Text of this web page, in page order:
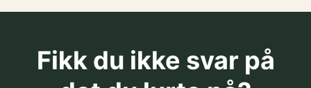
Fikk du ikke svar på